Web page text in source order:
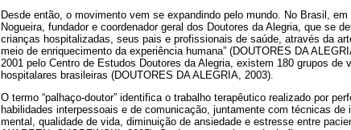
Desde então, o movimento vem se expandindo pelo mundo. No Brasil,
Nogueira, fundador e coordenador geral dos Doutores da Alegria, que se
crianças hospitalizadas, seus pais e profissionais de saúde, através da
meio de enriquecimento da experiência humana” (DOUTORES DA
2001 pelo Centro de Estudos Doutores da Alegria, existem 180 grupos
hospitalares brasileiras (DOUTORES DA ALEGRIA, 2003).
O termo “palhaço-doutor” identifica o trabalho terapêutico realizado por
habilidades interpessoais e de comunicação, juntamente com técnicas
mental, qualidade de vida, diminuição de ansiedade e estresse entre